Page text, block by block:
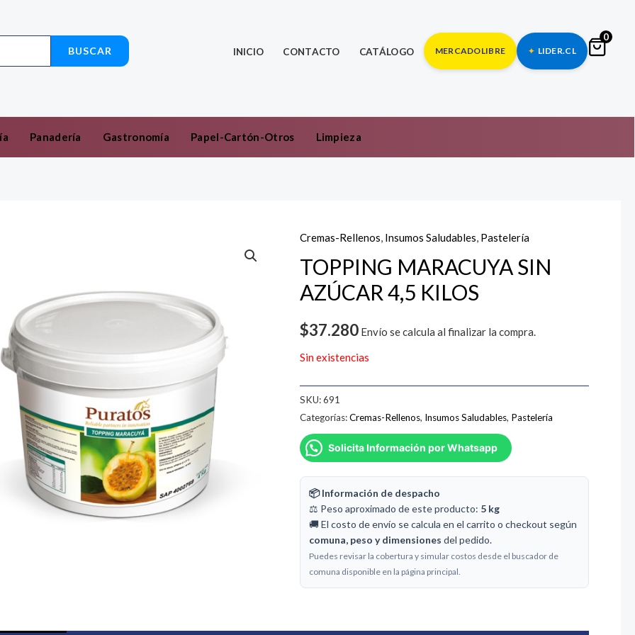
BUSCAR INICIO CONTACTO CATÁLOGO MERCADOLIBRE LIDER.CL
0
Panadería Gastronomía Papel-Cartón-Otros Limpieza
Cremas-Rellenos, Insumos Saludables, Pastelería
TOPPING MARACUYA SIN
AZÚCAR 4,5 KILOS
$37.280 Envío se calcula al finalizar la compra.
Sin existencias
SKU:691
Categorías:Cremas-Rellenos, Insumos Saludables, Pastelería
Solicita Información por Whatsapp
📦 Información de despacho
⚖️ Peso aproximado de este producto: 5 kg
🚚 El costo de envío se calcula en el carrito o checkout según
comuna, peso y dimensiones del pedido.
Puedes revisar la cobertura y simular costos desde el buscador de
comuna disponible en la página principal.